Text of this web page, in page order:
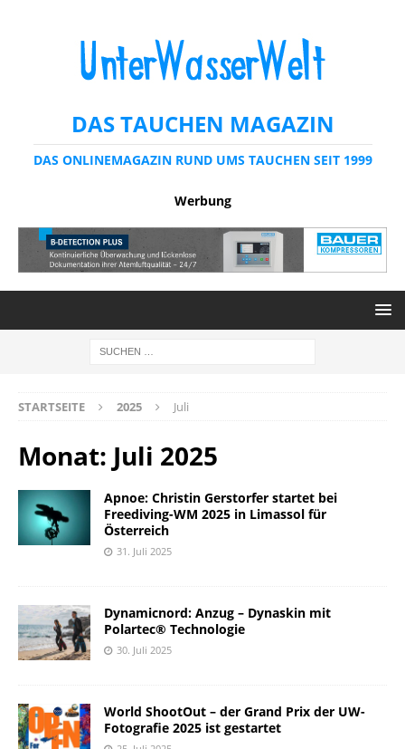
DAS TAUCHEN MAGAZIN
DAS ONLINEMAGAZIN RUND UMS TAUCHEN SEIT 1999
Werbung
STARTSEITE 2025 Juli
Monat: Juli 2025
Apnoe: Christin Gerstorfer startet bei
Freediving-WM 2025 in Limassol für
Österreich
31. Juli 2025
Dynamicnord: Anzug – Dynaskin mit
Polartec® Technologie
30. Juli 2025
World ShootOut – der Grand Prix der UW-
Fotografie 2025 ist gestartet